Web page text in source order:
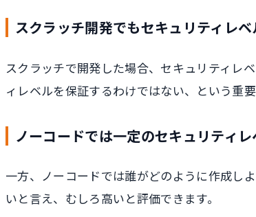
スクラッチ開発でもセキュリティレ
スクラッチで開発した場合、セキュリティレ
ィレベルを保証するわけではない、という重要
ノーコードでは一定のセキュリティ
一方、ノーコードでは誰がどのように作成し
いと言え、むしろ高いと評価できます。